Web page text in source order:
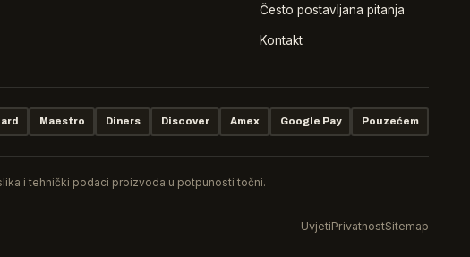
Često postavljana pitanja
Kontakt
Maestro Diners Discover Amex Google Pay Pouzećem
i tehnički podaci proizvoda u potpunosti točni.
UvjetiPrivatnostSitemap